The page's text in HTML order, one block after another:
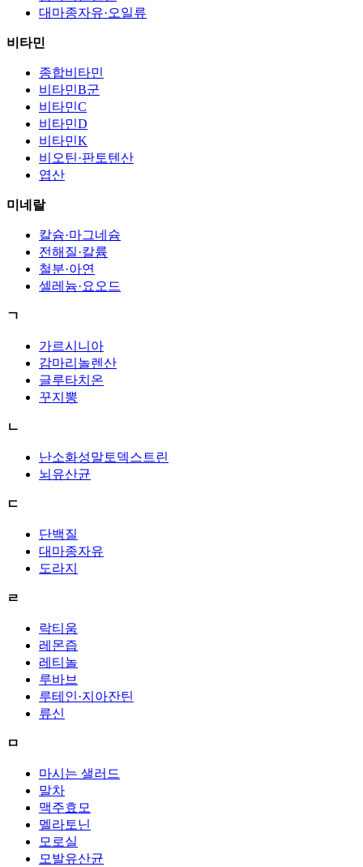
대마종자유·오일류
비타민
종합비타민
비타민B군
비타민C
비타민D
비타민K
비오틴·판토텐산
엽산
미네랄
칼슘·마그네슘
전해질·칼륨
철분·아연
셀레늄·요오드
ㄱ
가르시니아
감마리놀렌산
글루타치온
꾸지뽕
ㄴ
난소화성말토덱스트린
뇌유산균
ㄷ
단백질
대마종자유
도라지
ㄹ
락티움
레몬즙
레티놀
루바브
루테인·지아잔틴
류신
ㅁ
마시는 샐러드
말차
맥주효모
멜라토닌
모로실
모발유산균